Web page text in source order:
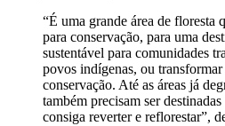
“É uma grande área de floresta
para conservação, para uma
sustentável para comunidades
povos indígenas, ou
conservação. Até as áreas já
também precisam ser
consiga reverter e reflorestar”,